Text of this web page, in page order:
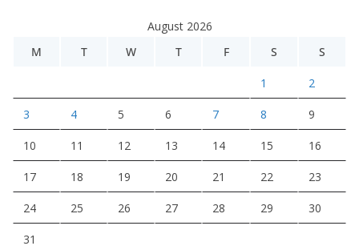
August 2026
M
T W T F S S
1 2
3 4 5 6 7 8 9
10 11 12 13 14 15 16
17 18 19 20 21 22 23
24 25 26 27 28 29 30
31